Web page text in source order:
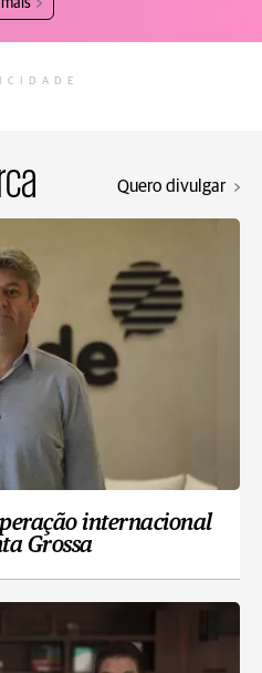
Quero divulgar
internacional
Grossa